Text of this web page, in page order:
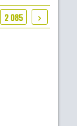
2 085